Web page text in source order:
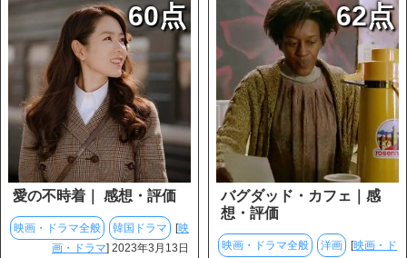
60点
愛の不時着｜ 感想・評価
映画・ドラマ全般 韓国ドラマ [映
画・ドラマ] 2023年3月13日
62点
バグダッド・カフェ｜感
想・評価
映画・ドラマ全般 洋画 [映画・ド